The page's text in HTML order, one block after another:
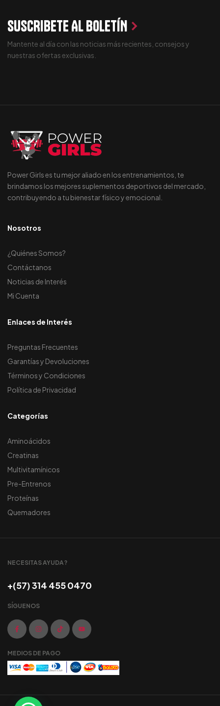
SUSCRIBETE AL BOLETÍN
Mantente al día con las noticias más recientes, consejos y
nuestras ofertas exclusivas.
Power Girls es tu mejor aliado en los entrenamientos, te
brindamos los mejores suplementos deportivos del mercado,
contribuyendo a tu bienestar físico y emocional.
Nosotros
¿Quiénes Somos?
Contáctanos
Noticias de Interés
Mi Cuenta
Enlaces de Interés
Preguntas Frecuentes
Garantías y Devoluciones
Términos y Condiciones
Política de Privacidad
Categorías
Aminoácidos
Creatinas
Multivitamínicos
Pre-Entrenos
Proteínas
Quemadores
NECESITAS AYUDA?
+(57) 314 455 0470
SÍGUENOS
MEDIOS DE PAGO